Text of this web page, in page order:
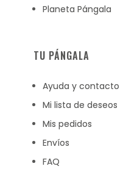
Planeta Pángala
TU PÁNGALA
Ayuda y contacto
Mi lista de deseos
Mis pedidos
Envíos
FAQ